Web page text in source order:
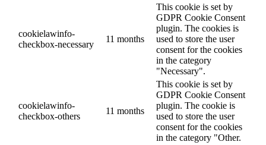
cookielawinfo-
checkbox-necessary
11 months
This cookie is set by
GDPR Cookie Consent
plugin. The cookies is
used to store the user
consent for the cookies
in the category
"Necessary".
cookielawinfo-
checkbox-others
11 months
This cookie is set by
GDPR Cookie Consent
plugin. The cookie is
used to store the user
consent for the cookies
in the category "Other.